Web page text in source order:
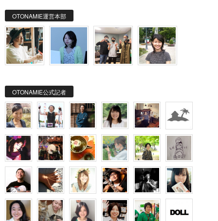
OTONAMIE運営本部
OTONAMIE公式記者